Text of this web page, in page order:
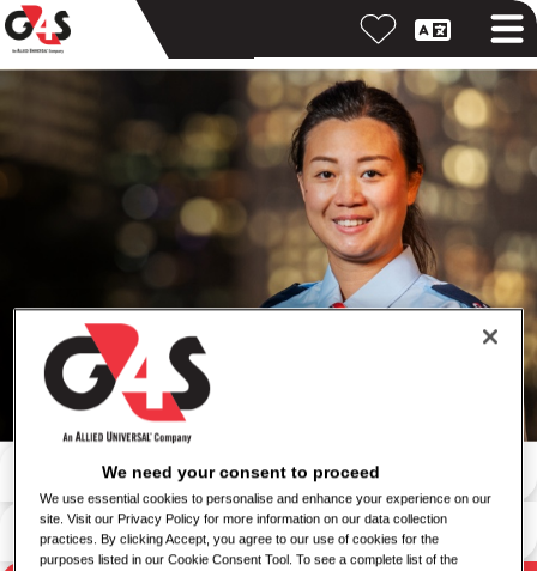
Suche nach Standort
We need your consent to proceed
We use essential cookies to personalise and enhance your experience on our
site. Visit our Privacy Policy for more information on our data collection
practices. By clicking Accept, you agree to our use of cookies for the
purposes listed in our Cookie Consent Tool. To see a complete list of the